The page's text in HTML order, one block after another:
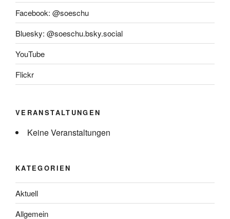
Facebook: @soeschu
Bluesky: @soeschu.bsky.social
YouTube
Flickr
VERANSTALTUNGEN
Keine Veranstaltungen
KATEGORIEN
Aktuell
Allgemein